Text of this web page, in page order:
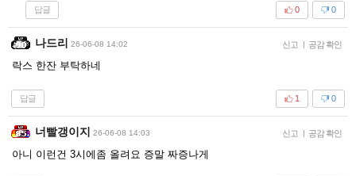
답글 0
0
나드리 26-06-08 14:02 신고 | 공감 확인
락스 한잔 부탁하네
답글 0
1
너빨갱이지 26-06-08 14:03 신고 | 공감 확인
아니 이런건 3시에좀 올려요 증말 짜증나게